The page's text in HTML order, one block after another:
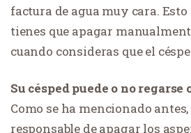
factura de agua muy cara. Esto
tienes que apagar
cuando consideras que el
Su césped puede o no
Como se ha mencionado antes,
responsable de apagar los